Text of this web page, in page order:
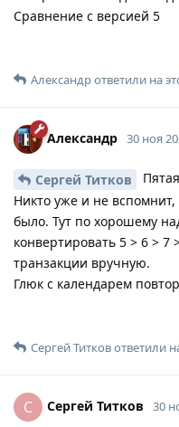
Сравнение с версией 5
Александрответили на
Александр 30 ноя
Сергей Титков
Никто уже и не
было. Тут по хорошему
конвертировать 5 > 6 >
транзакции вручную.
Глюк с календарем
Сергей Титковответили
С Сергей Титков 30